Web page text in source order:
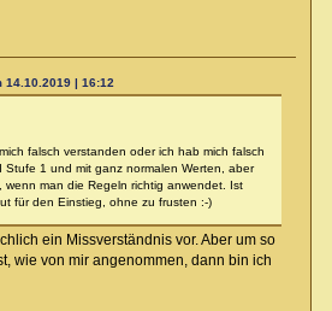
14.10.2019 | 16:12
falsch verstanden oder ich hab mich falsch
Stufe 1 und mit ganz normalen Werten, aber
wenn man die Regeln richtig anwendet. Ist
für den Einstieg, ohne zu frusten :-)
ein Missverständnis vor. Aber um so
wie von mir angenommen, dann bin ich